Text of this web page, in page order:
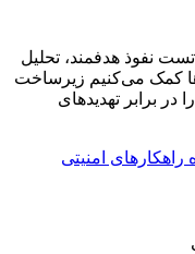
نفوذ هدفمند، تحلیل
کمک می‌کنیم زیرساخت
برابر تهدیدهای
راهکارهای امنیتی